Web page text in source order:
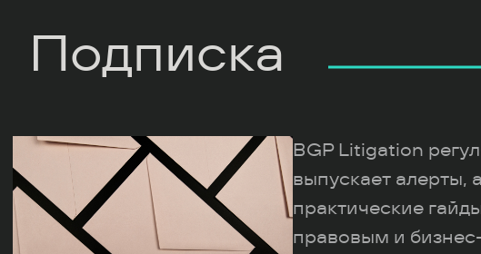
Подписка
BGP Litigation
выпускает алерты,
практические
правовым и